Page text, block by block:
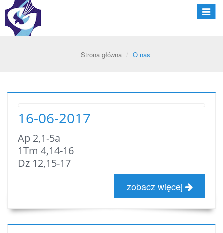
Strona główna O nas
16-06-2017
Ap 2,1-5a
1Tm 4,14-16
Dz 12,15-17
zobacz więcej